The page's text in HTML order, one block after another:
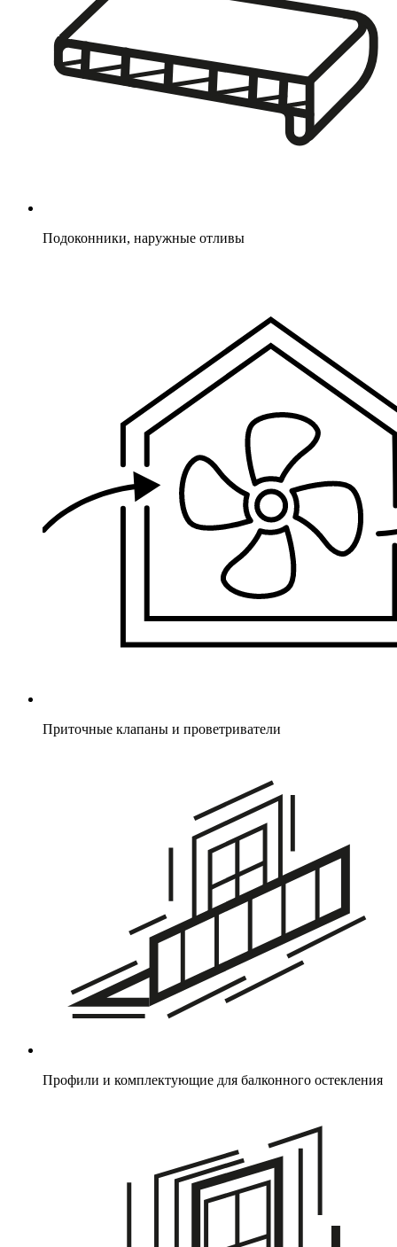
Подоконники, наружные отливы
Приточные клапаны и проветриватели
Профили и комплектующие для балконного остекления